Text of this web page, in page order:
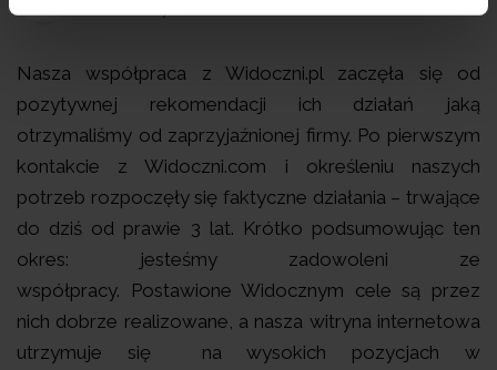
Nasza współpraca z Widoczni.pl zaczęła się od
pozytywnej rekomendacji ich działań jaką
otrzymaliśmy od zaprzyjaźnionej firmy. Po pierwszym
kontakcie z Widoczni.com i określeniu naszych
potrzeb rozpoczęły się faktyczne działania – trwające
do dziś od prawie 3 lat. Krótko podsumowując ten
okres: jesteśmy zadowoleni ze
współpracy. Postawione Widocznym cele są przez
nich dobrze realizowane, a nasza witryna internetowa
utrzymuje się na wysokich pozycjach w